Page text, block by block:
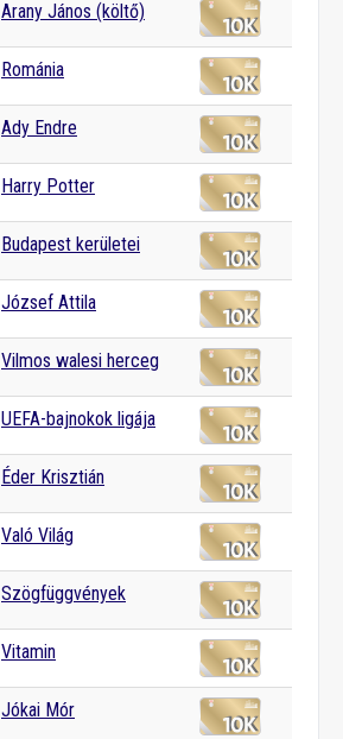
Arany János (költő)
Románia
Ady Endre
Harry Potter
Budapest kerületei
József Attila
Vilmos walesi herceg
UEFA-bajnokok ligája
Éder Krisztián
Való Világ
Szögfüggvények
Vitamin
Jókai Mór